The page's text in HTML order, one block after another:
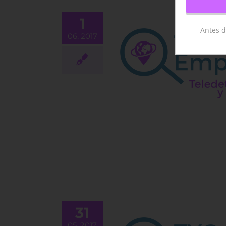
1
06, 2017
y desarrollo en
conocimientos en
31
Antes